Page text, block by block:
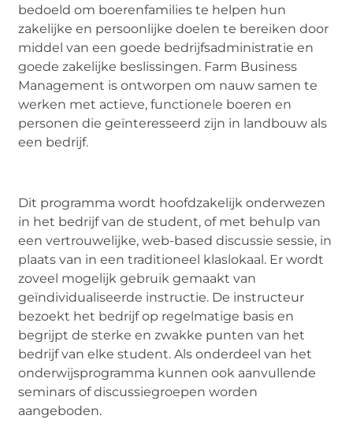
bedoeld om boerenfamilies te helpen hun
zakelijke en persoonlijke doelen te bereiken door
middel van een goede bedrijfsadministratie en
goede zakelijke beslissingen. Farm Business
Management is ontworpen om nauw samen te
werken met actieve, functionele boeren en
personen die geïnteresseerd zijn in landbouw als
een bedrijf.
Dit programma wordt hoofdzakelijk onderwezen
in het bedrijf van de student, of met behulp van
een vertrouwelijke, web-based discussie sessie, in
plaats van in een traditioneel klaslokaal. Er wordt
zoveel mogelijk gebruik gemaakt van
geïndividualiseerde instructie. De instructeur
bezoekt het bedrijf op regelmatige basis en
begrijpt de sterke en zwakke punten van het
bedrijf van elke student. Als onderdeel van het
onderwijsprogramma kunnen ook aanvullende
seminars of discussiegroepen worden
aangeboden.